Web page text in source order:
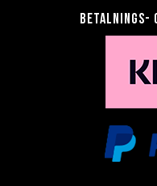
Betalnings-